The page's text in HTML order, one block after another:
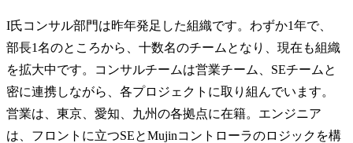
I氏コンサル部門は昨年発足した組織です。わずか1年で、
部長1名のところから、十数名のチームとなり、現在も組織
を拡大中です。コンサルチームは営業チーム、SEチームと
密に連携しながら、各プロジェクトに取り組んでいます。
営業は、東京、愛知、九州の各拠点に在籍。エンジニア
は、フロントに立つSEとMujinコントローラのロジックを構